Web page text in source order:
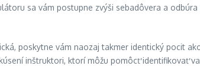
sa vám postupne zvýši sebadôvera a
poskytne vám naozaj takmer identický pocit
inštruktori, ktorí môžu pomôcť identifikovať